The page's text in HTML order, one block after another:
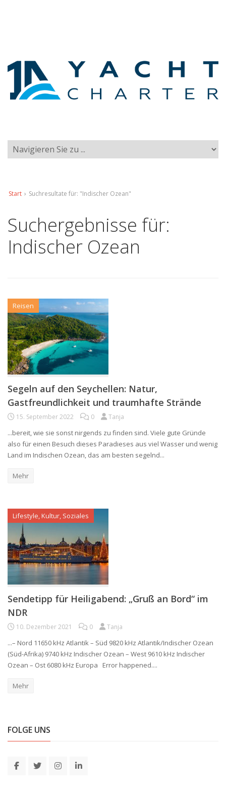
Start › Suchresultate für: "Indischer Ozean"
Suchergebnisse für:
Indischer Ozean
Reisen
Segeln auf den Seychellen: Natur,
Gastfreundlichkeit und traumhafte Strände
15. September 2022 0 Tanja
...bereit, wie sie sonst nirgends zu finden sind. Viele gute Gründe
also für einen Besuch dieses Paradieses aus viel Wasser und wenig
Land im Indischen Ozean, das am besten segelnd...
Mehr
Lifestyle, Kultur, Soziales
Sendetipp für Heiligabend: „Gruß an Bord“ im
NDR
10. Dezember 2021 0 Tanja
...– Nord 11650 kHz Atlantik – Süd 9820 kHz Atlantik/Indischer Ozean
(Süd-Afrika) 9740 kHz Indischer Ozean – West 9610 kHz Indischer
Ozean – Ost 6080 kHz Europa Error happened....
Mehr
FOLGE UNS